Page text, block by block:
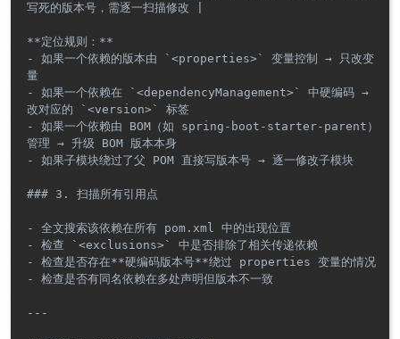
写死的版本号，需逐一扫描修改 |
**定位规则：**
- 如果一个依赖的版本由 `<properties>` 变量控制 → 只改变
量
- 如果一个依赖在 `<dependencyManagement>` 中硬编码 →
改对应的 `<version>` 标签
- 如果一个依赖由 BOM（如 spring-boot-starter-parent）
管理 → 升级 BOM 版本本身
- 如果子模块绕过了父 POM 直接写版本号 → 逐一修改子模块
### 3. 扫描所有引用点
- 全文搜索该依赖在所有 pom.xml 中的出现位置
- 检查 `<exclusions>` 中是否排除了相关传递依赖
- 检查是否存在**硬编码版本号**绕过 properties 变量的情况
- 检查是否有同名依赖在多处声明但版本不一致
---